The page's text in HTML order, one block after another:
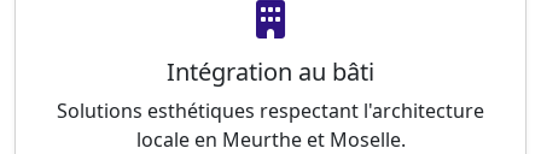
Intégration au bâti
Solutions esthétiques respectant l'architecture
locale en Meurthe et Moselle.